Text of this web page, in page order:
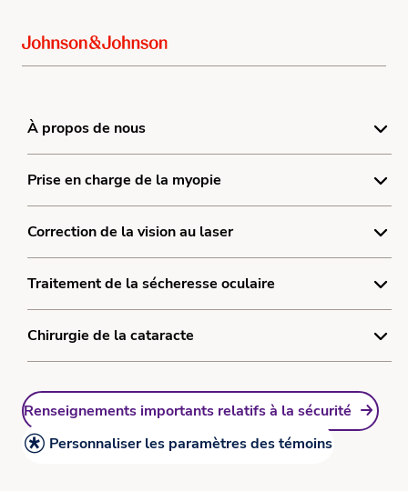
À propos de nous
Centre de réclamation sur les produits
Conditions générales
Politique de confidentialité
Plan du site
Prise en charge de la myopie
Qu’est-ce que la myopie?
Traitement de la myopie
ACUVUEᴹᴰ Abilitiᴹᴰ 1-jour
Ressources
Correction de la vision au laser
Qu’est-ce que la correction de la vision au laser?
Traitement laser de la vision
Ressources
Traitement de la sécheresse oculaire
Qu’est-ce que la sécheresse oculaire?
Traitement de la sécheresse oculaire
Ressources
Chirurgie de la cataracte
Traitement de la cataracte
Ressources
Renseignements importants relatifs à la sécurité
Personnaliser les paramètres des témoins